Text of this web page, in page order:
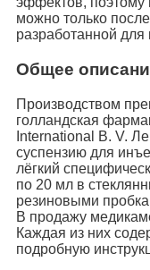
можно только
разработанной для
Общее
Производством
голландская
International B. V.
суспензию для
лёгкий
по 20 мл в
резиновыми
В продажу
Каждая из них
подробную